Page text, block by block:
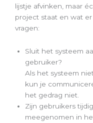
lijstje afvinken, maar
project staat en wat
vragen:
Sluit het systeem
gebruiker?
Als het systeem
kun je
het gedrag niet.
Zijn gebruikers
meegenomen in